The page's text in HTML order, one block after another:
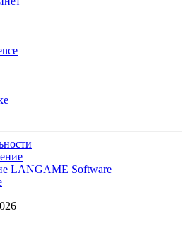
LANGAME Software